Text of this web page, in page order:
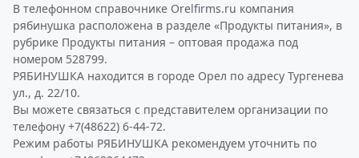
В телефонном справочнике Orelfirms.ru компания
рябинушка расположена в разделе «Продукты питания», в
рубрике Продукты питания – оптовая продажа под
номером 528799.
РЯБИНУШКА находится в городе Орел по адресу Тургенева
ул., д. 22/10.
Вы можете связаться с представителем организации по
телефону +7(48622) 6-44-72.
Режим работы РЯБИНУШКА рекомендуем уточнить по